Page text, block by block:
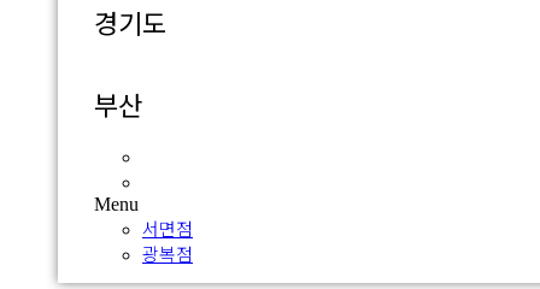
경기도
부산
Menu
서면점
광복점